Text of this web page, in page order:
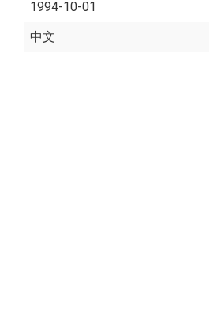
1994-10-01
中文